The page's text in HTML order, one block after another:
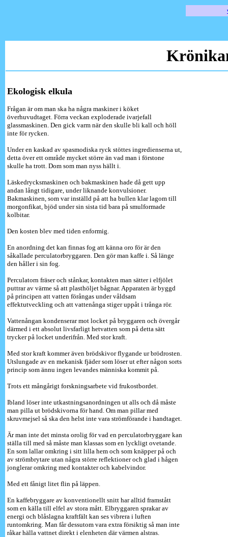
Ekologisk elkula
Frågan är om man ska ha några maskiner i köket
överhuvudtaget. Förra veckan exploderade ivarjefall
glassmaskinen. Den gick varm när den skulle bli kall och höll
inte för rycken.
Under en kaskad av spasmodiska ryck stöttes ingredienserna ut,
detta över ett område mycket större än vad man i förstone
skulle ha trott. Dom som man nyss hällt i.
Läskedrycksmaskinen och bakmaskinen hade då gett upp
andan långt tidigare, under liknande konvulsioner.
Bakmaskinen, som var inställd på att ha bullen klar lagom till
morgonfikat, bjöd under sin sista tid bara på smulformade
kolbitar.
Den kosten blev med tiden enformig.
En anordning det kan finnas fog att känna oro för är den
såkallade perculatorbryggaren. Den gör man kaffe i. Så länge
den håller i sin fog.
Perculatorn fräser och stånkar, kontakten man sätter i elfjölet
puttrar av värme så att plasthöljet bågnar. Apparaten är byggd
på principen att vatten förångas under våldsam
effektutveckling och att vattenånga stiger uppåt i trånga rör.
Vattenångan kondenserar mot locket på bryggaren och övergår
därmed i ett absolut livsfarligt hetvatten som på detta sätt
trycker på locket underifrån. Med stor kraft.
Med stor kraft kommer även brödskivor flygande ur brödrosten.
Utslungade av en mekanisk fjäder som löser ut efter någon sorts
princip som ännu ingen levandes människa kommit på.
Trots ett mångårigt forskningsarbete vid frukostbordet.
Ibland löser inte utkastningsanordningen ut alls och då måste
man pilla ut brödskivorna för hand. Om man pillar med
skruvmejsel så ska den helst inte vara strömförande i handtaget.
Är man inte det minsta orolig för vad en perculatorbryggare kan
ställa till med så måste man klassas som en lyckligt ovetande.
En som lallar omkring i sitt lilla hem och som knäpper på och
av strömbrytare utan några större reflektioner och glad i hågen
jonglerar omkring med kontakter och kabelvindor.
Med ett fånigt litet flin på läppen.
En kaffebryggare av konventionellt snitt har alltid framstått
som en källa till elfel av stora mått. Elbryggaren sprakar av
energi och blåslagna kraftfält kan ses vibrera i luften
runtomkring. Man får dessutom vara extra försiktig så man inte
råkar hälla vattnet direkt i elenheten där värmen alstras.